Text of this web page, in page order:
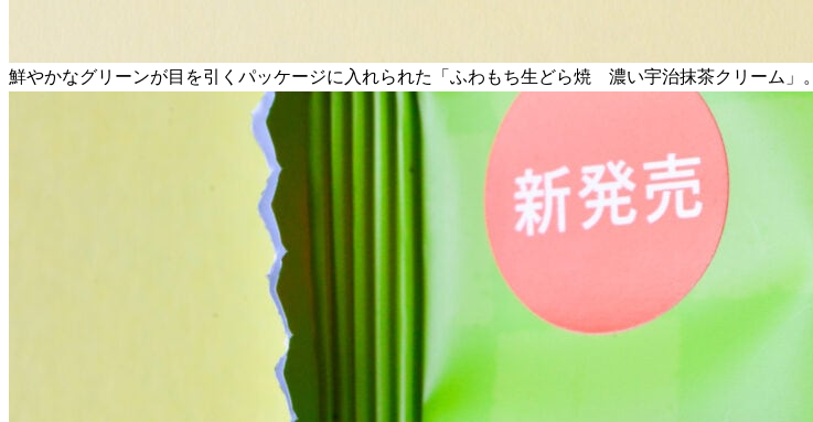
鮮やかなグリーンが目を引くパッケージに入れられた「ふわもち生どら焼 濃い宇治抹茶クリーム」。